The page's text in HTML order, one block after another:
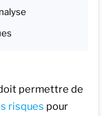
permettre de
risques pour